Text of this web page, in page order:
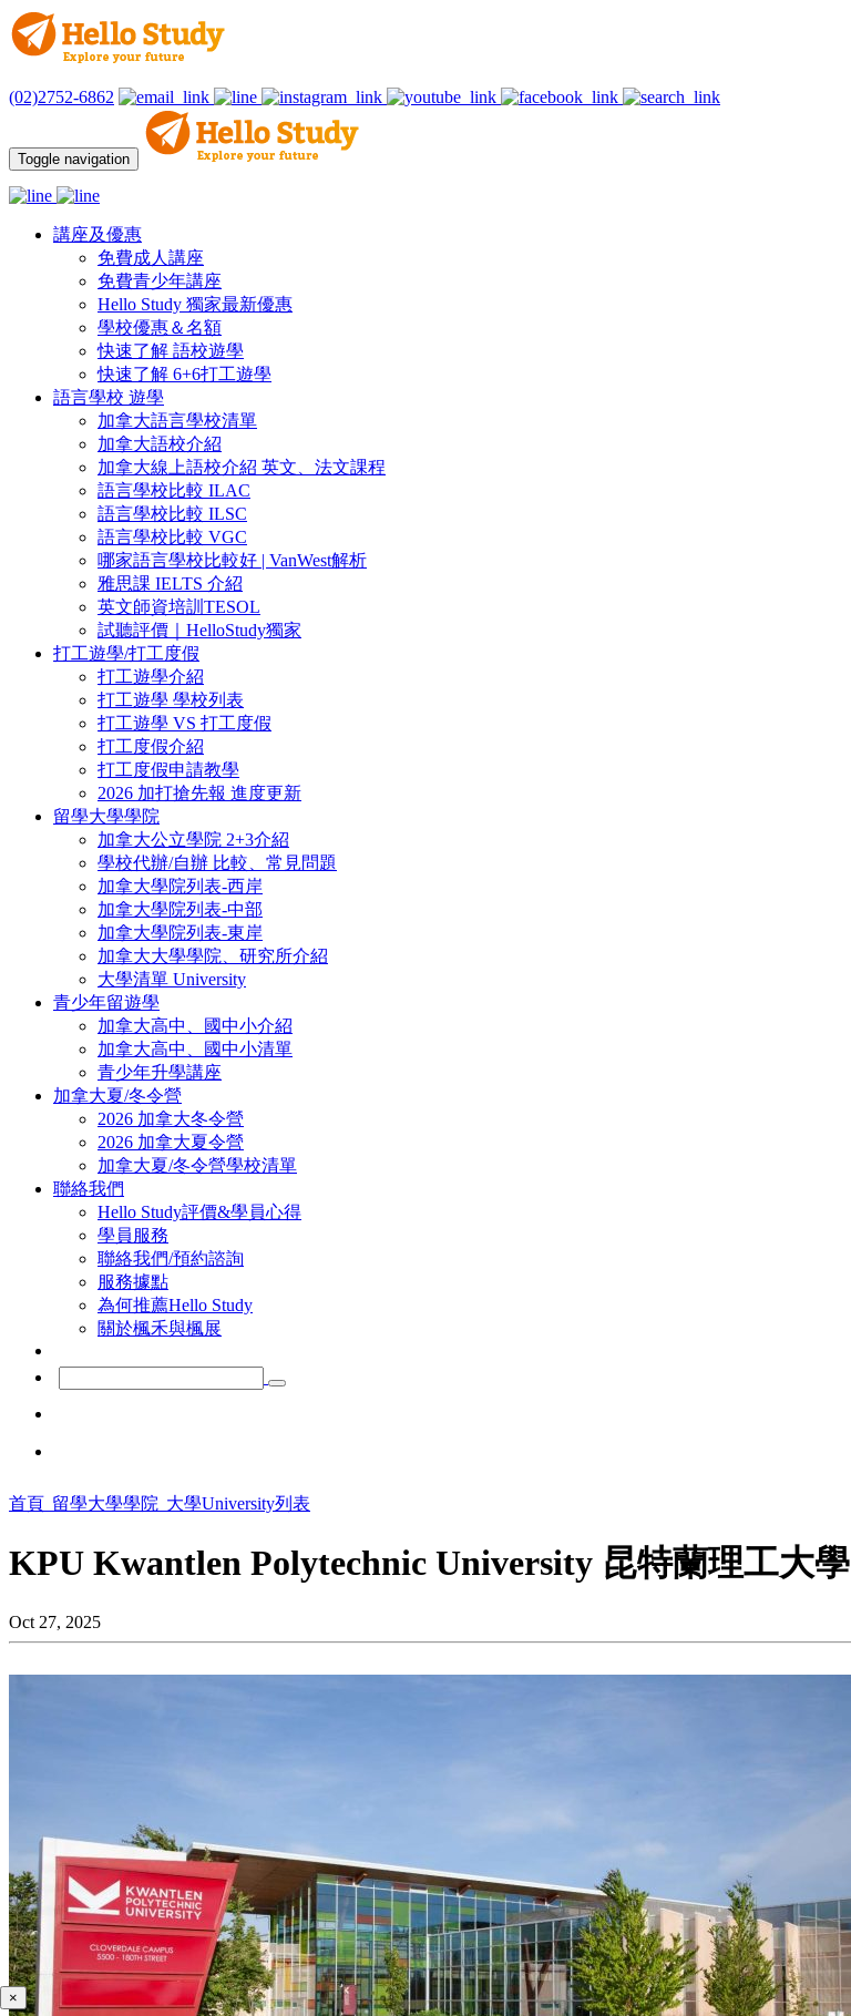
(02)2752-6862
Toggle navigation
講座及優惠
免費成人講座
免費青少年講座
Hello Study 獨家最新優惠
學校優惠＆名額
快速了解 語校遊學
快速了解 6+6打工遊學
語言學校 遊學
加拿大語言學校清單
加拿大語校介紹
加拿大線上語校介紹 英文、法文課程
語言學校比較 ILAC
語言學校比較 ILSC
語言學校比較 VGC
哪家語言學校比較好 | VanWest解析
雅思課 IELTS 介紹
英文師資培訓TESOL
試聽評價｜HelloStudy獨家
打工遊學/打工度假
打工遊學介紹
打工遊學 學校列表
打工遊學 VS 打工度假
打工度假介紹
打工度假申請教學
2026 加打搶先報 進度更新
留學大學學院
加拿大公立學院 2+3介紹
學校代辦/自辦 比較、常見問題
加拿大學院列表-西岸
加拿大學院列表-中部
加拿大學院列表-東岸
加拿大大學學院、研究所介紹
大學清單 University
青少年留遊學
加拿大高中、國中小介紹
加拿大高中、國中小清單
青少年升學講座
加拿大夏/冬令營
2026 加拿大冬令營
2026 加拿大夏令營
加拿大夏/冬令營學校清單
聯絡我們
Hello Study評價&學員心得
學員服務
聯絡我們/預約諮詢
服務據點
為何推薦Hello Study
關於楓禾與楓展
首頁 留學大學學院 大學University列表
KPU Kwantlen Polytechnic University 昆特蘭理工大學
Oct 27, 2025
×